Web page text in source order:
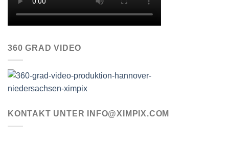
360 GRAD VIDEO
KONTAKT UNTER INFO@XIMPIX.COM